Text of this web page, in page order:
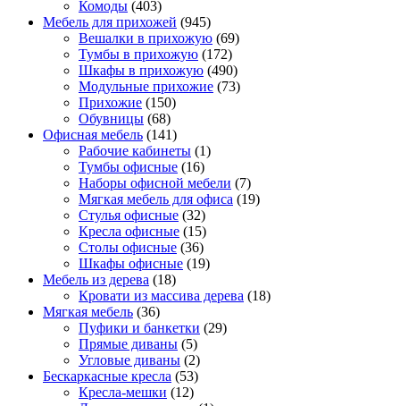
Комоды (403)
Мебель для прихожей (945)
Вешалки в прихожую (69)
Тумбы в прихожую (172)
Шкафы в прихожую (490)
Модульные прихожие (73)
Прихожие (150)
Обувницы (68)
Офисная мебель (141)
Рабочие кабинеты (1)
Тумбы офисные (16)
Наборы офисной мебели (7)
Мягкая мебель для офиса (19)
Стулья офисные (32)
Кресла офисные (15)
Столы офисные (36)
Шкафы офисные (19)
Мебель из дерева (18)
Кровати из массива дерева (18)
Мягкая мебель (36)
Пуфики и банкетки (29)
Прямые диваны (5)
Угловые диваны (2)
Бескаркасные кресла (53)
Кресла-мешки (12)